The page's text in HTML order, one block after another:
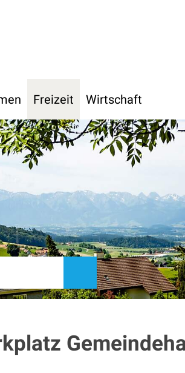
Freizeit Wirtschaft
suchen